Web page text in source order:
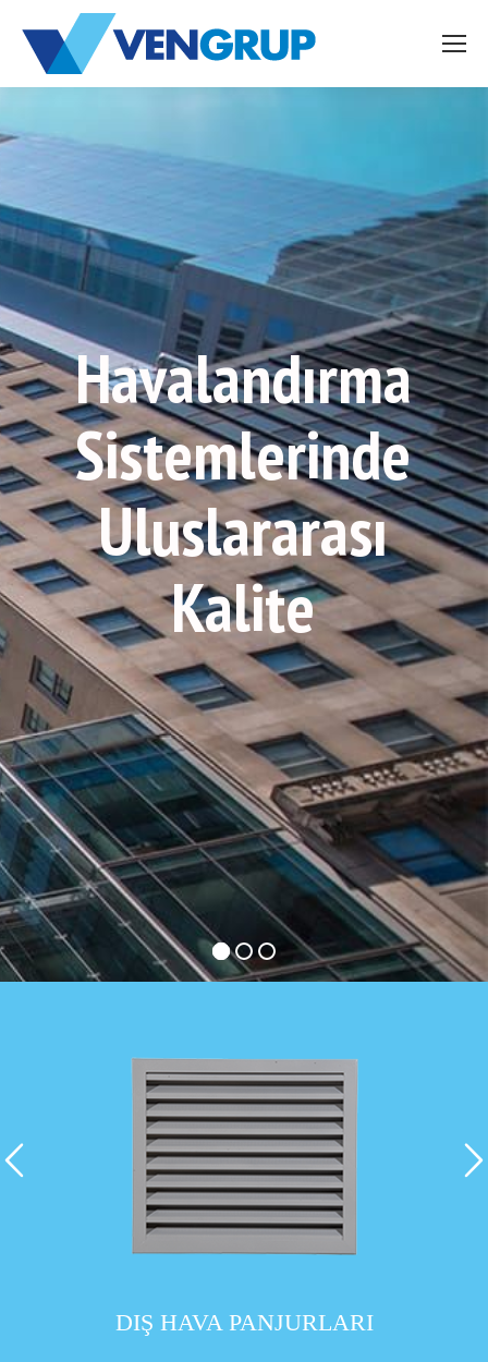
Havalandırma
Sistemlerinde
Uluslararası
Kalite
DIŞ HAVA PANJURLARI